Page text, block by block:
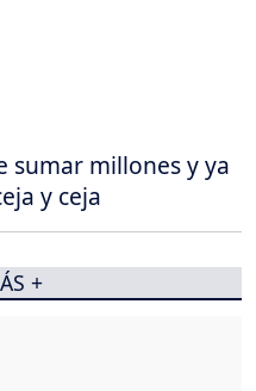
sumar millones y ya
y ceja
+